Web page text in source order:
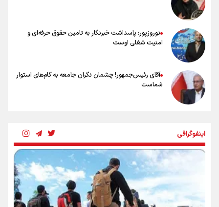
عالمی: جام جهانی از مرحله حذفی جان گرفت/ درباره شیوه بازی تیم ملی
نقد وجود دارد
نوروزپور: پاسداشت خبرنگار به تامین حقوق حرفه‌ای و
امنیت شغلی اوست
آقای رئیس‌جمهور! چشمان نگران جامعه به گام‌های استوار
شماست
بنزین؛ تدبیری برای حفظ امنیت انرژی
«هورامان»؛ میراثی که جهان را شیفته کرد
اینفوگرافی